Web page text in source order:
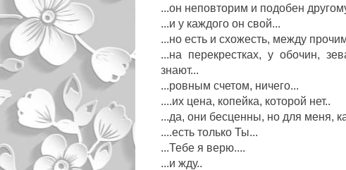
...он неповторим и подобен
...и у каждого он свой...
...но есть и схожесть, между
...на перекрестках, у обочин,
знают...
...ровным счетом, ничего...
....их цена, копейка, которой нет..
...да, они бесценны, но для меня,
....есть только Ты...
...Тебе я верю....
...и жду..